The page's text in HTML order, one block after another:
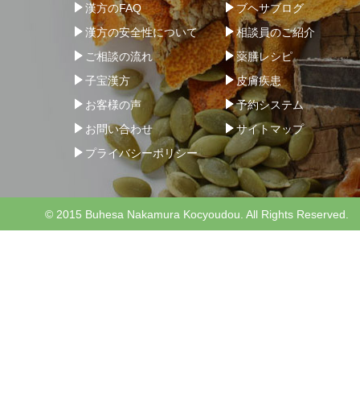
漢方のFAQ
ブヘサブログ
漢方の安全性について
相談員のご紹介
ご相談の流れ
薬膳レシピ
子宝漢方
皮膚疾患
お客様の声
予約システム
お問い合わせ
サイトマップ
プライバシーポリシー
© 2015 Buhesa Nakamura Kocyoudou. All Rights Reserved.